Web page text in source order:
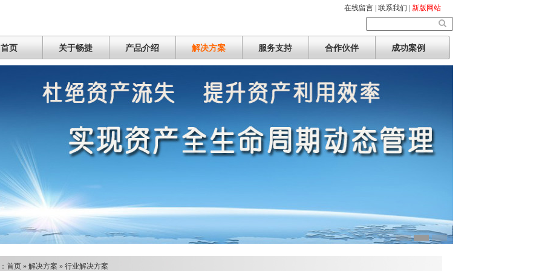
在线留言 | 联系我们 | 新版网站
首页 关于畅捷 产品介绍 解决方案 服务支持 合作伙伴 成功案例
首页 » 解决方案 » 行业解决方案